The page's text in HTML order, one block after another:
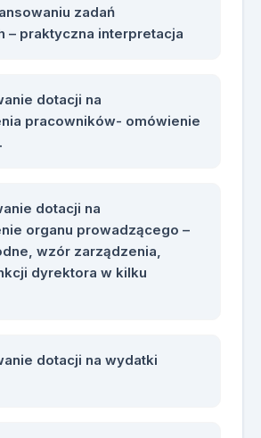
zadań
– praktyczna interpretacja
dotacji na
pracowników- omówienie
dotacji na
organu prowadzącego –
wzór zarządzenia,
dyrektora w kilku
dotacji na wydatki